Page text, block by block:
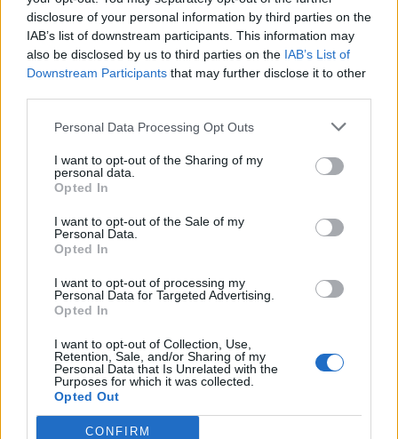
disclosure of your personal information by third parties on the
IAB’s list of downstream participants. This information may
also be disclosed by us to third parties on the IAB’s List of
Downstream Participants that may further disclose it to other
Personal Data Processing Opt Outs
I want to opt-out of the Sharing of my
personal data.
Opted In
I want to opt-out of the Sale of my
Personal Data.
Opted In
I want to opt-out of processing my
Personal Data for Targeted Advertising.
Opted In
I want to opt-out of Collection, Use,
Retention, Sale, and/or Sharing of my
Personal Data that Is Unrelated with the
Purposes for which it was collected.
Opted Out
CONFIRM
Felhőkép Hőtérkép Páratartalom
Széltérkép Radar Hójelentés
Pollenjelentés Mikor? Légnyomás
Meteorológiai fogalomtar
Budapest időjárás előrejelzése
23%
SZ
32
18
V
34
17
H
37
18
20
SZ
35
20